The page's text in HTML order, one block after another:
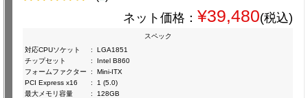
ネット価格： ¥39,480(税込)
スペック
対応CPUソケット
:
LGA1851
チップセット
:
Intel B860
フォームファクター
:
Mini-ITX
PCI Express x16
:
1 (5.0)
最大メモリ容量
:
128GB